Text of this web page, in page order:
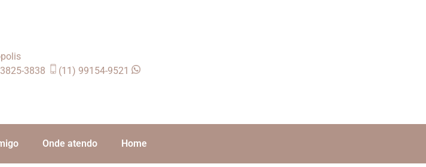
3838
(11) 99154-9521
Onde atendo Home